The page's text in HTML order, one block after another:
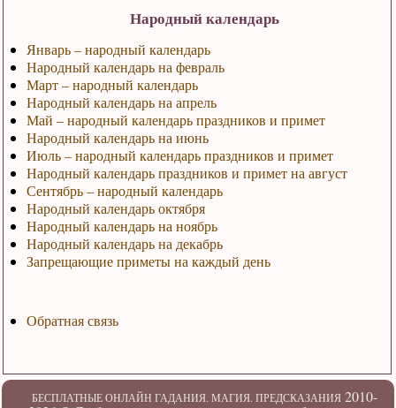
Народный календарь
Январь – народный календарь
Народный календарь на февраль
Март – народный календарь
Народный календарь на апрель
Май – народный календарь праздников и примет
Народный календарь на июнь
Июль – народный календарь праздников и примет
Народный календарь праздников и примет на август
Сентябрь – народный календарь
Народный календарь октября
Народный календарь на ноябрь
Народный календарь на декабрь
Запрещающие приметы на каждый день
Обратная связь
БЕСПЛАТНЫЕ ОНЛАЙН ГАДАНИЯ. МАГИЯ. ПРЕДСКАЗАНИЯ2010-